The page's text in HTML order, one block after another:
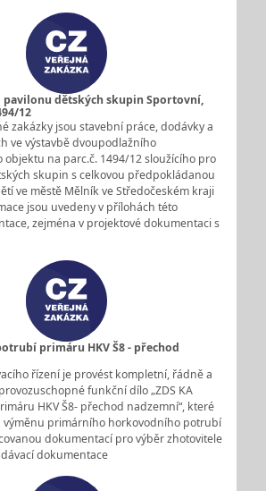
pavilonu dětských skupin Sportovní,
12
zakázky jsou stavební práce, dodávky a
ve výstavbě dvoupodlažního
na parc.č. 1494/12 sloužícího pro
skupin s celkovou předpokládanou
ve městě Mělník ve Středočeském kraji
jsou uvedeny v přílohách této
zejména v projektové dokumentaci s
primáru HKV Š8 - přechod
řízení je provést kompletní, řádně a
funkční dílo „ZDS KA
HKV Š8- přechod nadzemní“, které
výměnu primárního horkovodního potrubí
dokumentací pro výběr zhotovitele
dokumentace